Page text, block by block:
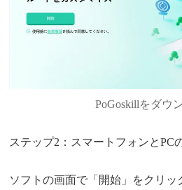
PoGoskillをダウ
ステップ2：スマートフォンとPC
ソフトの画面で「開始」をクリッ